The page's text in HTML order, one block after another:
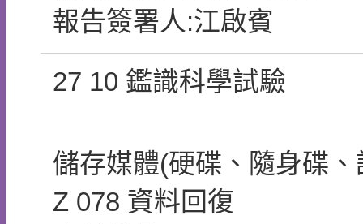
報告簽署人:江啟賓
27 10 鑑識科學試驗
儲存媒體(硬碟、隨身碟
Z 078 資料回復